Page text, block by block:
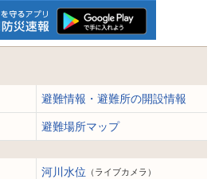
避難情報・避難所の開設情報
避難場所マップ
河川水位 （ライブカメラ）